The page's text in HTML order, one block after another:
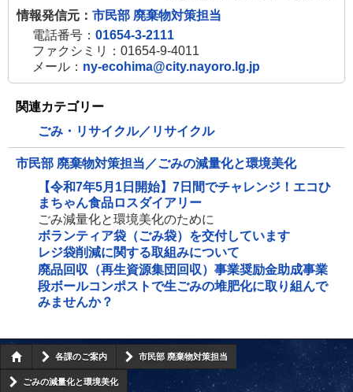
情報発信元： 市民部 廃棄物対策担当
電話番号： 01654-3-2111
ファクシミリ：01654-9-4011
メール： ny-ecohima@city.nayoro.lg.jp
関連カテゴリー
ごみ・リサイクル／リサイクル
市民部 廃棄物対策担当／ごみの減量化と環境美化
【令和7年5月1日開始】7日間でチャレンジ！エコひ
まちゃん食品ロスダイアリー
ごみ減量化と環境美化のために
ボランティア袋（ごみ袋）を交付しています
レジ袋削減に関する取組みについて
廃品回収（再生資源集団回収）事業奨励金助成事業
段ボールコンポストで生ごみの堆肥化に取り組んで
みませんか？
各課のご案内 市民部 廃棄物対策担当
ごみの減量化と環境美化